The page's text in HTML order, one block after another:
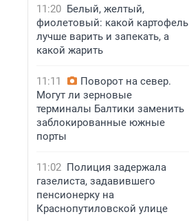
11:20 Белый, желтый,
фиолетовый: какой картофель
лучше варить и запекать, а
какой жарить
11:11
Поворот на север.
Могут ли зерновые
терминалы Балтики заменить
заблокированные южные
порты
11:02 Полиция задержала
газелиста, задавившего
пенсионерку на
Краснопутиловской улице